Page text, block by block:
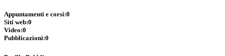
Appuntamenti e corsi:0
Siti web:0
Video:0
Pubblicazioni:0